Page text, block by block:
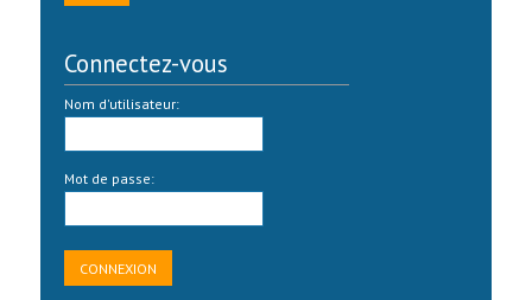
Connectez-vous
Nom d'utilisateur:
Mot de passe: